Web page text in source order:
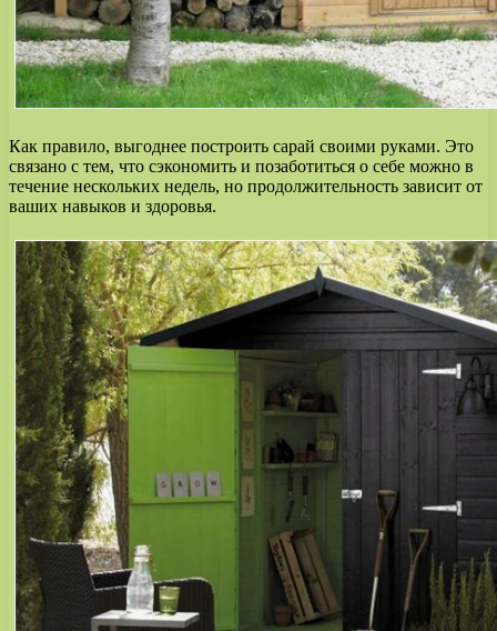
Как правило, выгоднее построить сарай своими руками. Это
связано с тем, что сэкономить и позаботиться о себе можно в
течение нескольких недель, но продолжительность зависит от
ваших навыков и здоровья.